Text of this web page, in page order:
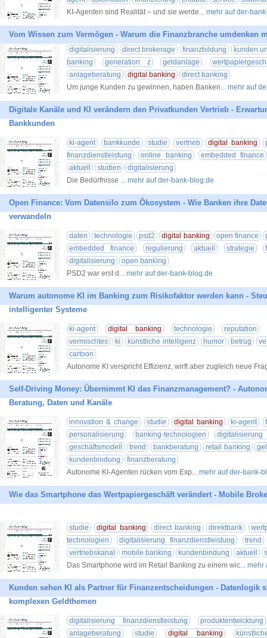
KI-Agenten sind Realität – und sie werde... mehr auf der-
Vom Wissen zum Vermögen - Warum die Finanzbranche umdenken
digitalisierung direct brokerage finanzbildung
kunden
banking
generation z geldanlage
anlageberatung
digital banking
direct banking
Um junge Kunden zu gewinnen, haben Banken... mehr auf
Digitale Kanäle und KI verändern den Privatkunden Vertrieb -
Bankkunden
ki-agent bankkunde studie vertrieb digital banking
finanzdienstleistung
online banking
embedded finance
aktuell
studien
digitalisierung
Die Bedürfnisse ... mehr auf der-bank-blog.de
Open Finance: Vom Datensilo zum Ökosystem - Wie Banken ihre
verwandeln
daten technologie psd2 digital banking open finance
embedded finance
regulierung aktuell strategie
digitalisierung
open banking
PSD2 war erst d ... mehr auf der-bank-blog.de
Warum autonome KI im Banking zum Risikofaktor werden kann -
intelligenter Systeme
ki-agent digital banking technologie
reputation
vermischtes
ki künstliche intelligenz humor betrug
cartoon
Autonome KI verspricht Effizienz, wirft aber zugleich neue
Self-Driving Money: Übernimmt KI das Finanzmanagement? -
Beratung, Daten und Kanäle
innovation & change studie digital banking ki-agent
personalisierung
banking-technologien
digitalisierung
geschäftsmodell
trend bankberatung retail banking
kundenbindung
finanzberatung
Autonome KI-Agenten rücken vom Exp... mehr auf der-bank-
Wie das Smartphone das Wertpapiergeschäft verändert - Mobile
studie digital banking direct banking direktbank
technologien
digitalisierung finanzdienstleistung
trend
vertriebskanal
mobile banking kundenbindung aktuell
Das Smartphone wird im Retail Banking zu einem wic... mehr
Kunden sehen KI als Partner für Finanzentscheidungen - Datenlogik
komplexen Geldthemen
digitalisierung finanzdienstleistung
produktentwicklung
anlageberatung
studie digital banking